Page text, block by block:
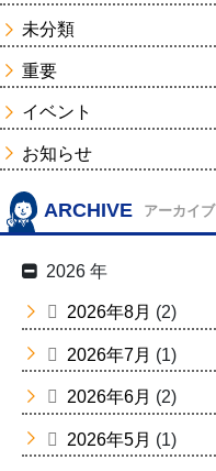
未分類
重要
イベント
お知らせ
ARCHIVE アーカイブ
2026 年
2026年8月 (2)
2026年7月 (1)
2026年6月 (2)
2026年5月 (1)